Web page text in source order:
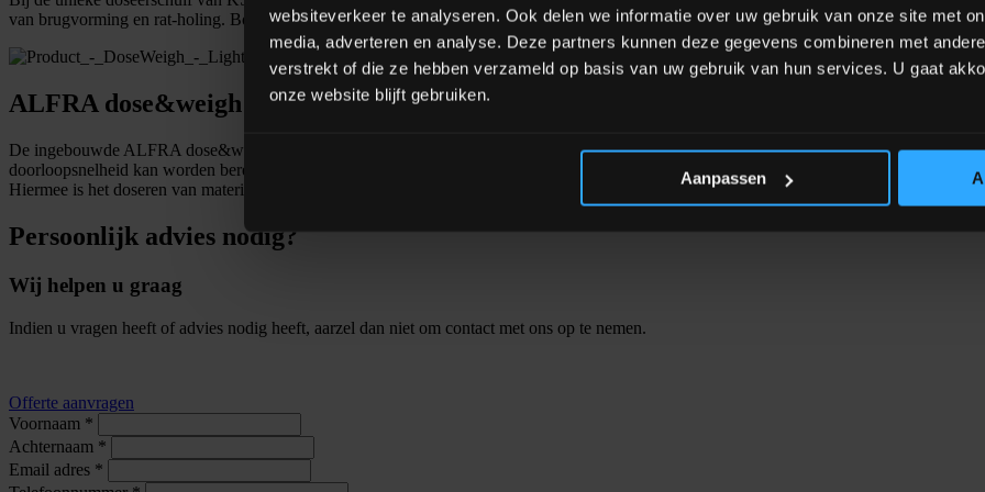
websiteverkeer te analyseren. Ook delen we informatie over uw gebruik van onze site met
media, adverteren en analyse. Deze partners kunnen deze gegevens combineren met
verstrekt of die ze hebben verzameld op basis van uw gebruik van hun services. U gaat
onze website blijft gebruiken.
Aanpassen
van brugvorming en rat-holing. Bovendien voorkomt verticaal transport productbeschadiging of verdichting.
ALFRA dose&weigh software
De ingebouwde ALFRA dose&weigh software gebruikt historische data om de grove dosering te starten en past vervolgens het
doorloopsnelheid kan worden bereikt, zelfs voor materialen met variërende loopeigenschappen. De verbeterde nauwkeurigheid bespaart
Hiermee is het doseren van materialen niet langer een knelpunt in het proces!
Persoonlijk advies nodig?
Wij helpen u graag
Indien u vragen heeft of advies nodig heeft, aarzel dan niet om contact met ons op te nemen.
Offerte aanvragen
Voornaam *
Achternaam *
Email adres *